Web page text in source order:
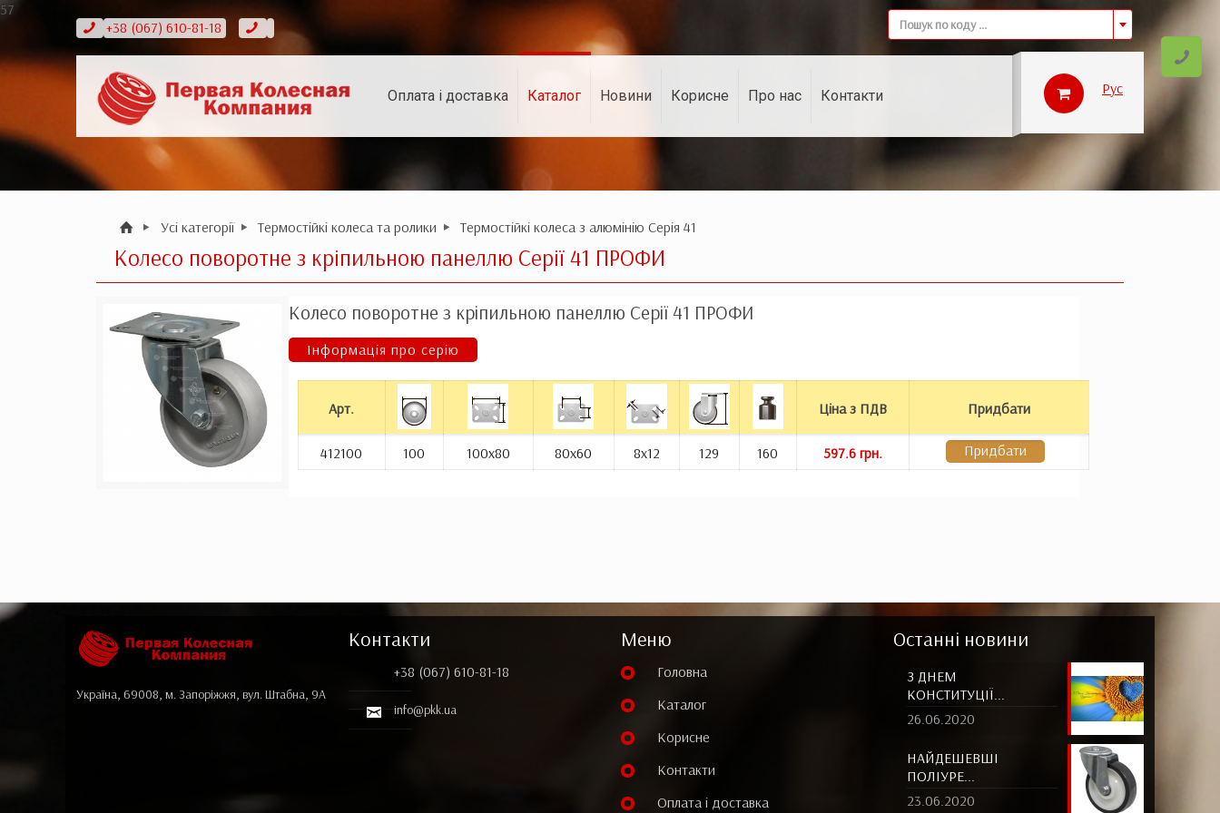
+38 (067) 610-81-18 Пошук по коду ...
Оплата і доставка Каталог Новини Корисне Про нас Контакти Рус
57
Усі категорії Термостійкі колеса та ролики Термостійкі колеса з алюмінію Серія 41
Колесо поворотне з кріпильною панеллю Серії 41 ПРОФИ
Колесо поворотне з кріпильною панеллю Серії 41 ПРОФИ
Інформація про серію
Арт. Ціна з ПДВ Придбати
412100 100 100x80 80x60 8x12 129 160 597.6 грн. Придбати
Україна, 69008, м. Запоріжжя, вул. Штабна, 9А
Контакти
+38 (067) 610-81-18
info@pkk.ua
Меню
Головна
Каталог
Корисне
Контакти
Оплата і доставка
Останні новини
З ДНЕМ
КОНСТИТУЦІЇ...
26.06.2020
НАЙДЕШЕВШІ
ПОЛІУРЕ...
23.06.2020